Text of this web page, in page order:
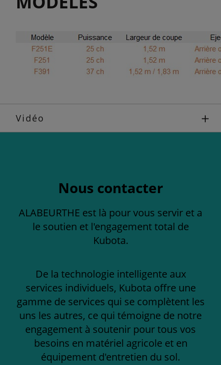
Vidéo
Nous contacter
ALABEURTHE est là pour vous servir et a
le soutien et l'engagement total de
Kubota.
De la technologie intelligente aux
services individuels, Kubota offre une
gamme de services qui se complètent les
uns les autres, ce qui témoigne de notre
engagement à soutenir pour tous vos
besoins en matériel agricole et en
équipement d'entretien du sol.